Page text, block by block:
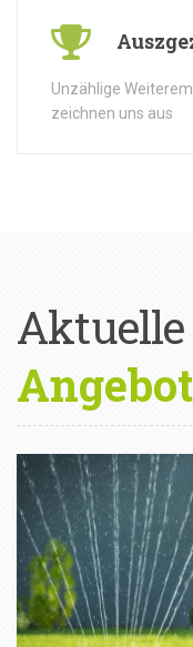
Unzählige
zeichnen uns aus
Aktuelle